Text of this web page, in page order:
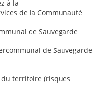
à la
de la Communauté
de Sauvegarde
de Sauvegarde
territoire (risques